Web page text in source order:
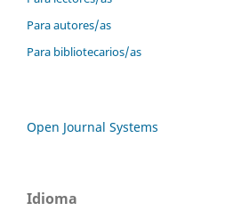
Para autores/as
Para bibliotecarios/as
Open Journal Systems
Idioma